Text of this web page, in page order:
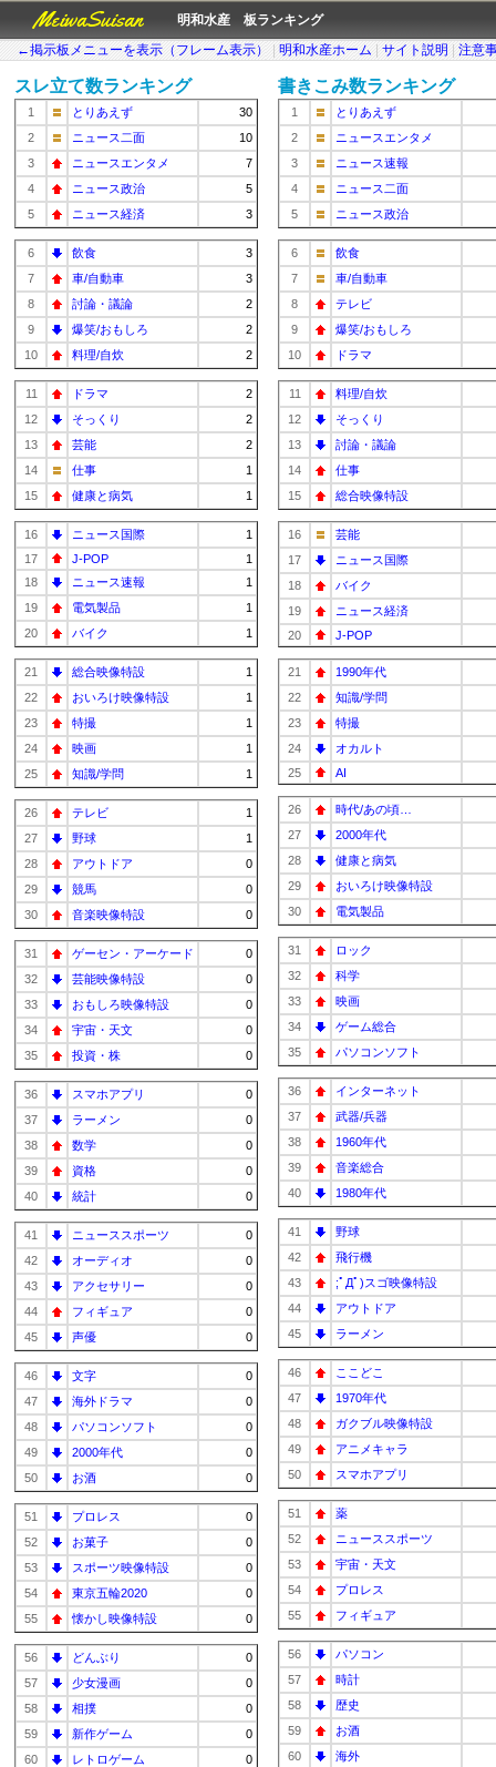
MeiwaSuisan
明和水産 板ランキング
←掲示板メニューを表示（フレーム表示）
明和水産ホーム サイト説明 注意
スレ立て数ランキング
1 とりあえず
30
2
ニュース二面
10
3
ニュースエンタメ
7
4
ニュース政治
5
5
ニュース経済 3
6 飲食
3
7
車/自動車
3
8
討論・議論
2
9
爆笑/おもしろ
2
10
料理/自炊 2
11 ドラマ
2
12
そっくり
2
13
芸能
2
14
仕事
1
15
健康と病気 1
16 ニュース国際
1
17
J-POP
1
18
ニュース速報
1
19
電気製品
1
20
バイク 1
21 総合映像特設
1
22
おいろけ映像特設
1
23
特撮
1
24
映画
1
25
知識/学問 1
26 テレビ
1
27
野球
1
28
アウトドア
0
29
競馬
0
30
音楽映像特設 0
31 ゲーセン・アーケード
0
32
芸能映像特設
0
33
おもしろ映像特設
0
34
宇宙・天文
0
35
投資・株 0
36 スマホアプリ
0
37
ラーメン
0
38
数学
0
39
資格
0
40
統計 0
41 ニューススポーツ
0
42
オーディオ
0
43
アクセサリー
0
44
フィギュア
0
45
声優 0
46 文字
0
47
海外ドラマ
0
48
パソコンソフト
0
49
2000年代
0
50
お酒 0
51 プロレス
0
52
お菓子
0
53
スポーツ映像特設
0
54
東京五輪2020
0
55
懐かし映像特設 0
56 どんぶり
0
57
少女漫画
0
58
相撲
0
59
新作ゲーム
0
60
レトロゲーム 0
書きこみ数ランキング
1
とりあえず
2
ニュースエンタメ
3
ニュース速報
4
ニュース二面
5
ニュース政治
6
飲食
7
車/自動車
8
テレビ
9
爆笑/おもしろ
10
ドラマ
11
料理/自炊
12
そっくり
13
討論・議論
14
仕事
15
総合映像特設
16
芸能
17
ニュース国際
18
バイク
19
ニュース経済
20
J-POP
21
1990年代
22
知識/学問
23
特撮
24
オカルト
25
AI
26
時代/あの頃…
27
2000年代
28
健康と病気
29
おいろけ映像特設
30
電気製品
31
ロック
32
科学
33
映画
34
ゲーム総合
35
パソコンソフト
36
インターネット
37
武器/兵器
38
1960年代
39
音楽総合
40
1980年代
41
野球
42
飛行機
43
;ﾟДﾟ)スゴ映像特設
44
アウトドア
45
ラーメン
46
ここどこ
47
1970年代
48
ガクブル映像特設
49
アニメキャラ
50
スマホアプリ
51
薬
52
ニューススポーツ
53
宇宙・天文
54
プロレス
55
フィギュア
56
パソコン
57
時計
58
歴史
59
お酒
60
海外